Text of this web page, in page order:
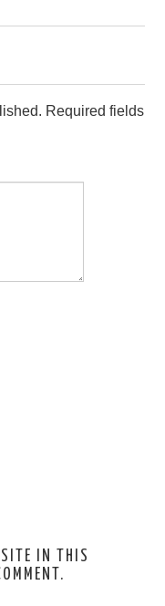
Required fields
IN THIS